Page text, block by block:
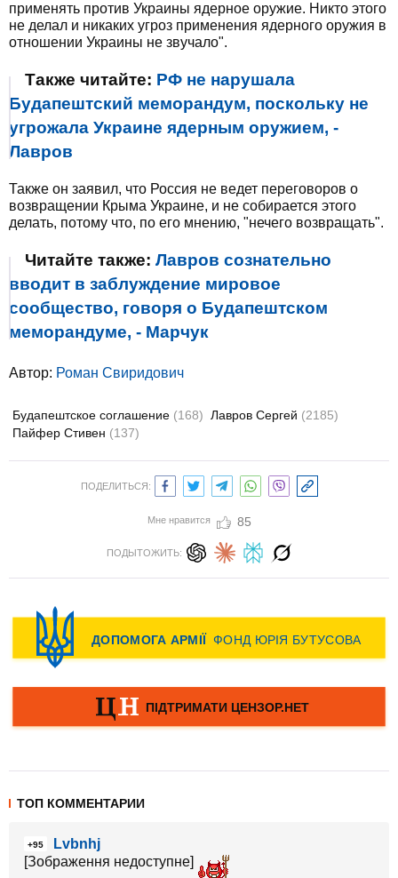
применять против Украины ядерное оружие. Никто этого
не делал и никаких угроз применения ядерного оружия в
отношении Украины не звучало".
Также читайте: РФ не нарушала
Будапештский меморандум, поскольку не
угрожала Украине ядерным оружием, -
Лавров
Также он заявил, что Россия не ведет переговоров о
возвращении Крыма Украине, и не собирается этого
делать, потому что, по его мнению, "нечего возвращать".
Читайте также: Лавров сознательно
вводит в заблуждение мировое
сообщество, говоря о Будапештском
меморандуме, - Марчук
Автор: Роман Свиридович
Будапештское соглашение (168) Лавров Сергей (2185)
Пайфер Стивен (137)
ПОДЕЛИТЬСЯ:
Мне нравится 85
ПОДЫТОЖИТЬ:
ТОП КОММЕНТАРИИ
+95
Lvbnhj
[Зображення недоступне]